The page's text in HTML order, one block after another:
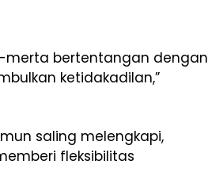
merta bertentangan dengan
ketidakadilan,”
saling melengkapi,
fleksibilitas